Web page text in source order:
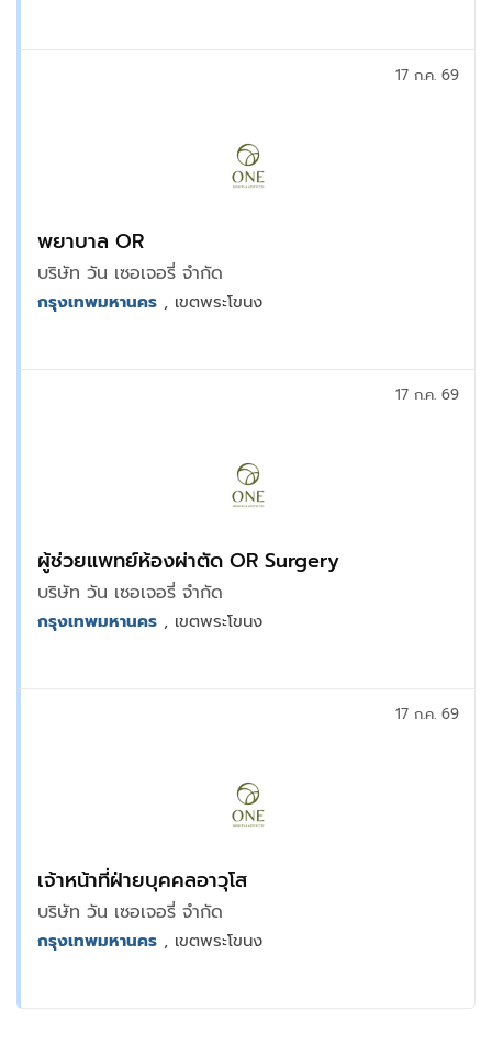
พยาบาล OR
บริษัท วัน เซอเจอรี่ จำกัด
17 ก.ค. 69
กรุงเทพมหานคร , เขตพระโขนง
ผู้ช่วยแพทย์ห้องผ่าตัด OR Surgery
บริษัท วัน เซอเจอรี่ จำกัด
17 ก.ค. 69
กรุงเทพมหานคร , เขตพระโขนง
เจ้าหน้าที่ฝ่ายบุคคลอาวุโส
บริษัท วัน เซอเจอรี่ จำกัด
17 ก.ค. 69
กรุงเทพมหานคร , เขตพระโขนง